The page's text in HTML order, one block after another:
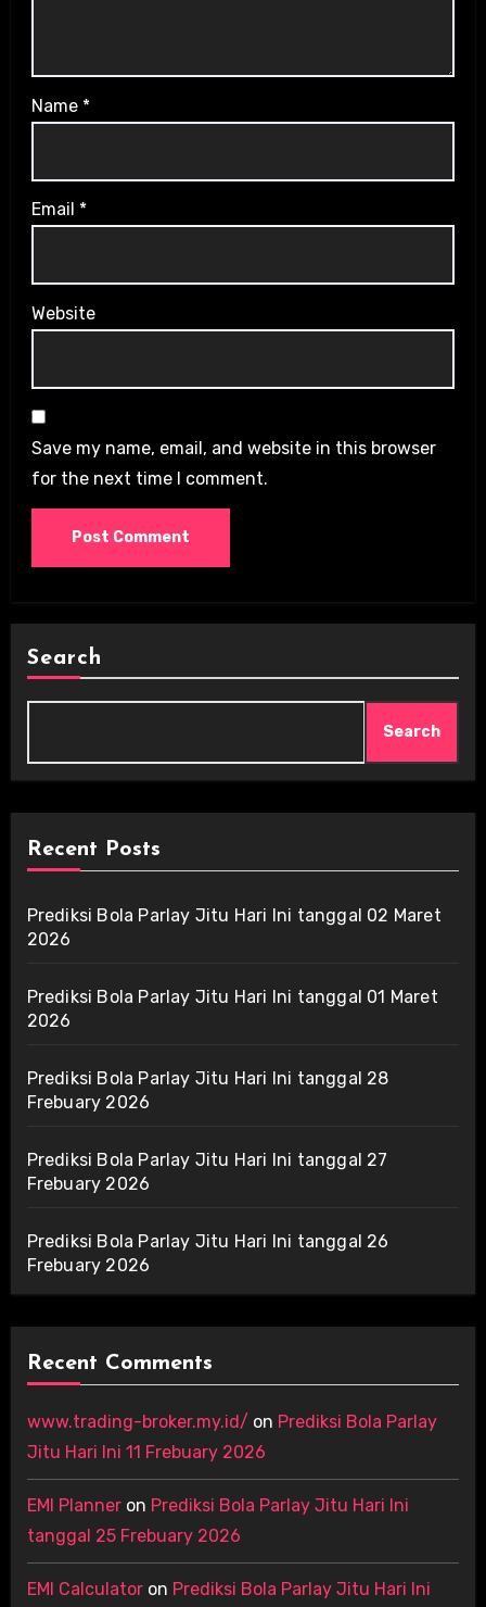
Name *
Email *
Website
Save my name, email, and website in this browser
for the next time I comment.
Search
Search
Recent Posts
Prediksi Bola Parlay Jitu Hari Ini tanggal 02 Maret
2026
Prediksi Bola Parlay Jitu Hari Ini tanggal 01 Maret
2026
Prediksi Bola Parlay Jitu Hari Ini tanggal 28
Frebuary 2026
Prediksi Bola Parlay Jitu Hari Ini tanggal 27
Frebuary 2026
Prediksi Bola Parlay Jitu Hari Ini tanggal 26
Frebuary 2026
Recent Comments
www.trading-broker.my.id/ on Prediksi Bola Parlay
Jitu Hari Ini 11 Frebuary 2026
EMI Planneron Prediksi Bola Parlay Jitu Hari Ini
tanggal 25 Frebuary 2026
EMI Calculatoron Prediksi Bola Parlay Jitu Hari Ini